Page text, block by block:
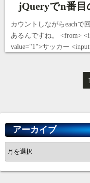
jQueryでn番目
カウントしながらeachで
あるんですね。 <from>
value="1">サッカー
ペ
ー
ジ
アーカイブ
ア
ー
カ